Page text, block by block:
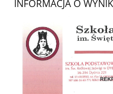
INFORMACJA O